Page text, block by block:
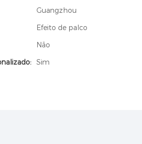
Guangzhou
Efeito de palco
Não
Sim